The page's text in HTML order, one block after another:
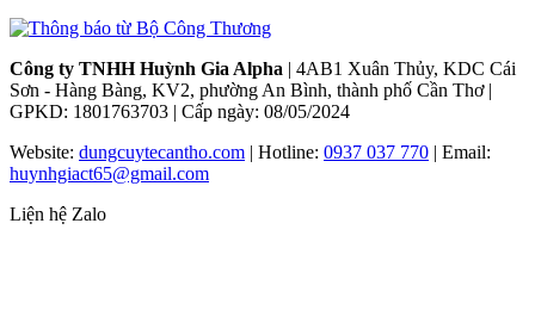
Công ty TNHH Huỳnh Gia Alpha | 4AB1 Xuân Thủy, KDC Cái
Sơn - Hàng Bàng, KV2, phường An Bình, thành phố Cần Thơ |
GPKD: 1801763703 | Cấp ngày: 08/05/2024
Website: dungcuytecantho.com | Hotline: 0937 037 770 | Email:
huynhgiact65@gmail.com
Liện hệ Zalo